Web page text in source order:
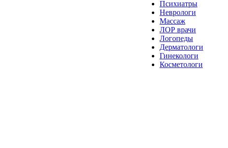
Психиатры
Неврологи
Массаж
ЛОР врачи
Логопеды
Дерматологи
Гинекологи
Косметологи